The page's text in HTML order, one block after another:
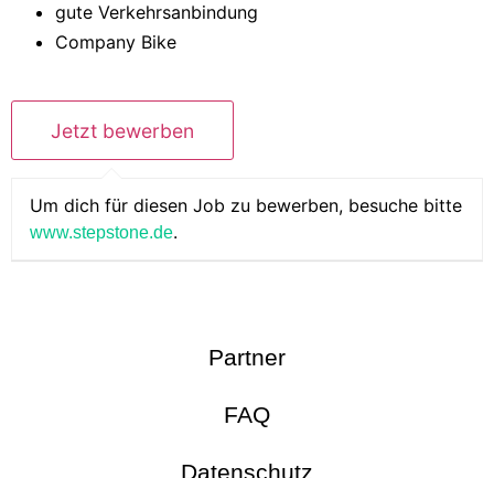
gute Verkehrsanbindung
Company Bike
Um dich für diesen Job zu bewerben, besuche bitte
www.stepstone.de.
Partner
FAQ
Datenschutz